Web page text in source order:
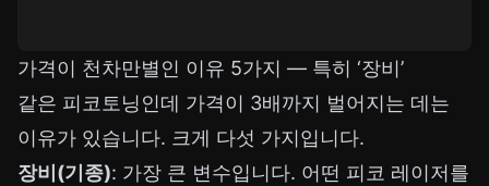
가격이 천차만별인 이유 5가지 — 특히 ‘장비’
같은 피코토닝인데 가격이 3배까지 벌어지는 데는
이유가 있습니다. 크게 다섯 가지입니다.
장비(기종): 가장 큰 변수입니다. 어떤 피코 레이저를